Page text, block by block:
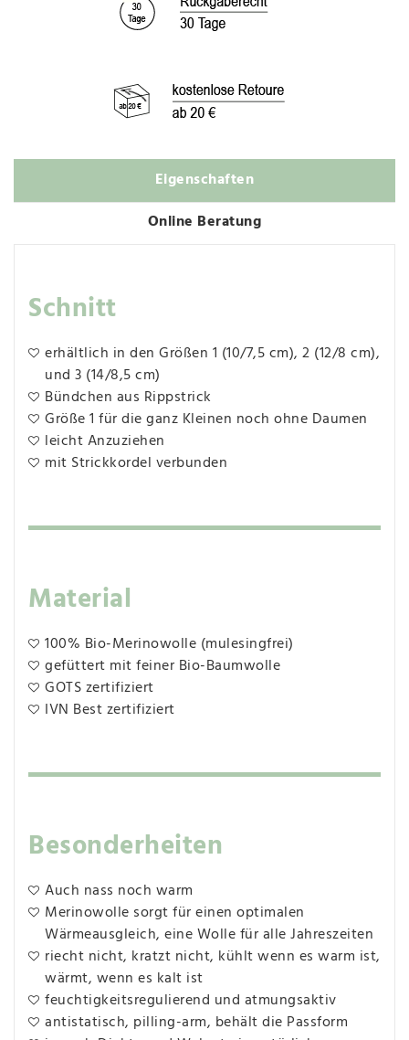
Eigenschaften
Online Beratung
Schnitt
erhältlich in den Größen 1 (10/7,5 cm), 2 (12/8 cm),
und 3 (14/8,5 cm)
Bündchen aus Rippstrick
Größe 1 für die ganz Kleinen noch ohne Daumen
leicht Anzuziehen
mit Strickkordel verbunden
Material
100% Bio-Merinowolle (mulesingfrei)
gefüttert mit feiner Bio-Baumwolle
GOTS zertifiziert
IVN Best zertifiziert
Besonderheiten
Auch nass noch warm
Merinowolle sorgt für einen optimalen
Wärmeausgleich, eine Wolle für alle Jahreszeiten
riecht nicht, kratzt nicht, kühlt wenn es warm ist,
wärmt, wenn es kalt ist
feuchtigkeitsregulierend und atmungsaktiv
antistatisch, pilling-arm, behält die Passform